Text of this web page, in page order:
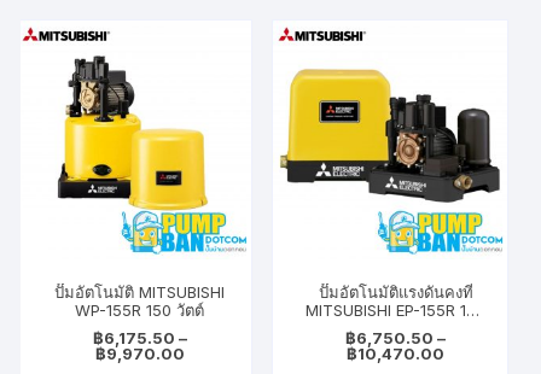
ปั๊มอัตโนมัติ MITSUBISHI
WP-155R 150 วัตต์
฿6,175.50 –
฿9,970.00Price
ปั๊มอัตโนมัติแรงดันคงที่
MITSUBISHI EP-155R 150
฿6,750.50 –
฿10,470.00